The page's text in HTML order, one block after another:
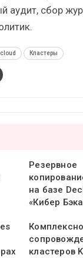
аудит, сбор
Кластеры
Резервное
на базе
«Кибер
кластеров